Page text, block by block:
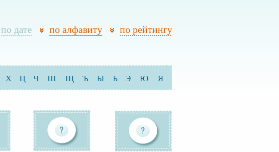
по дате по алфавиту по рейтингу
Х Ц Ч Ш Щ Ъ Ы Ь Э Ю Я